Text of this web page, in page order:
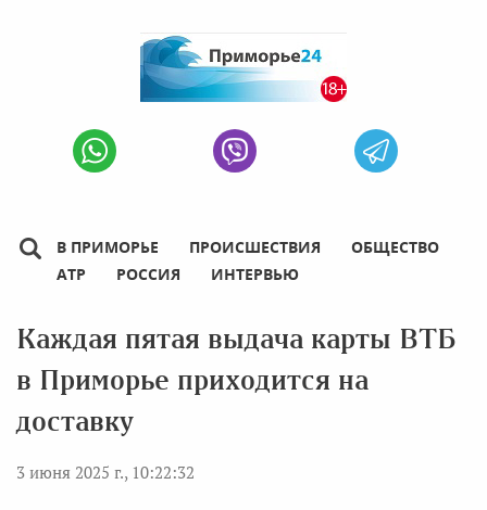
В ПРИМОРЬЕ ПРОИСШЕСТВИЯ
ОБЩЕСТВО
АТР
РОССИЯ ИНТЕРВЬЮ
Каждая пятая выдача карты ВТБ
в Приморье приходится на
доставку
3 июня 2025 г., 10:22:32